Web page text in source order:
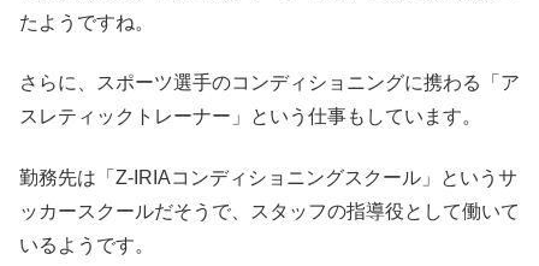
たようですね。
さらに、スポーツ選手のコンディショニングに携わる「ア
スレティックトレーナー」という仕事もしています。
勤務先は「Z-IRIAコンディショニングスクール」というサ
ッカースクールだそうで、スタッフの指導役として働いて
いるようです。